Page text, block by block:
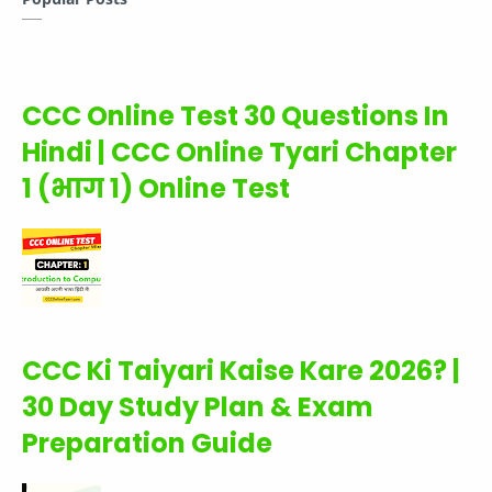
CCC Online Test 30 Questions In
Hindi | CCC Online Tyari Chapter
1 (भाग 1) Online Test
CCC Ki Taiyari Kaise Kare 2026? |
30 Day Study Plan & Exam
Preparation Guide